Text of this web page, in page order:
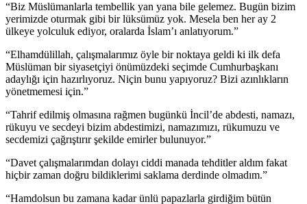
“Biz Müslümanlarla tembellik yan yana bile gelemez. Bugün bizim
yerimizde oturmak gibi bir lüksümüz yok. Mesela ben her ay 2
ülkeye yolculuk ediyor, oralarda İslam’ı anlatıyorum.”
“Elhamdülillah, çalışmalarımız öyle bir noktaya geldi ki ilk defa
Müslüman bir siyasetçiyi önümüzdeki seçimde Cumhurbaşkanı
adaylığı için hazırlıyoruz. Niçin bunu yapıyoruz? Bizi azınlıkların
yönetmemesi için.”
“Tahrif edilmiş olmasına rağmen bugünkü İncil’de abdesti, namazı,
rükuyu ve secdeyi bizim abdestimizi, namazımızı, rükumuzu ve
secdemizi çağrıştırır şekilde emirler bulunuyor.”
“Davet çalışmalarımdan dolayı ciddi manada tehditler aldım fakat
hiçbir zaman doğru bildiklerimi saklama derdinde olmadım.”
“Hamdolsun bu zamana kadar ünlü papazlarla girdiğim bütün